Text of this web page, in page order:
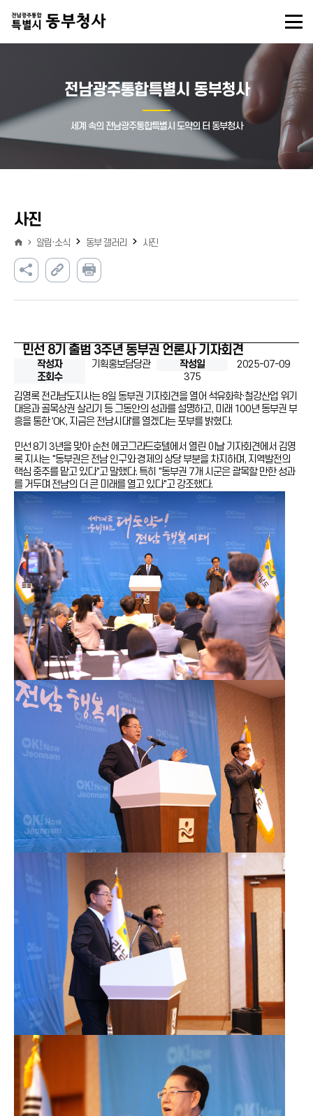
전남광주통합특별시 동부청사
세계 속의 전남광주통합특별시 도약의 터 동부청사
사진
알림·소식 동부 갤러리 사진
민선 8기 출범 3주년 동부권 언론사 기자회견
작성자 기획홍보담당관 작성일
2025-07-09
조회수
375
김영록 전라남도지사는 8일 동부권 기자회견을 열어 석유화학·철강산업 위기
대응과 골목상권 살리기 등 그동안의 성과를 설명하고, 미래 100년 동부권 부
흥을 통한 'OK, 지금은 전남시대'를 열겠다는 포부를 밝혔다.
민선 8기 3년을 맞아 순천 에코그라드호텔에서 열린 이날 기자회견에서 김영
록 지사는 "동부권은 전남 인구와 경제의 상당 부분을 차지하며, 지역발전의
핵심 중추를 맡고 있다"고 말했다. 특히 "동부권 7개 시군은 괄목할 만한 성과
를 거두며 전남의 더 큰 미래를 열고 있다"고 강조했다.